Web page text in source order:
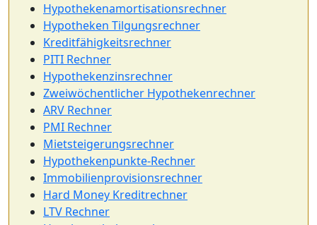
Hypothekenamortisationsrechner
Hypotheken Tilgungsrechner
Kreditfähigkeitsrechner
PITI Rechner
Hypothekenzinsrechner
Zweiwöchentlicher Hypothekenrechner
ARV Rechner
PMI Rechner
Mietsteigerungsrechner
Hypothekenpunkte-Rechner
Immobilienprovisionsrechner
Hard Money Kreditrechner
LTV Rechner